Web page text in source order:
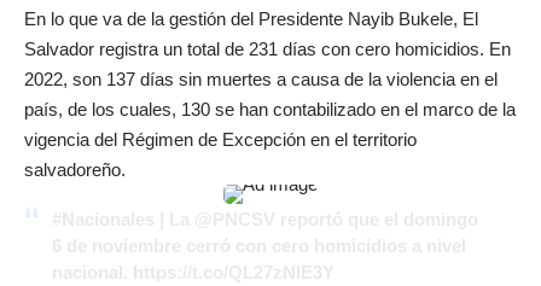
En lo que va de la gestión del Presidente Nayib Bukele, El
Salvador registra un total de 231 días con cero homicidios. En
2022, son 137 días sin muertes a causa de la violencia en el
país, de los cuales, 130 se han contabilizado en el marco de la
vigencia del Régimen de Excepción en el territorio
salvadoreño.